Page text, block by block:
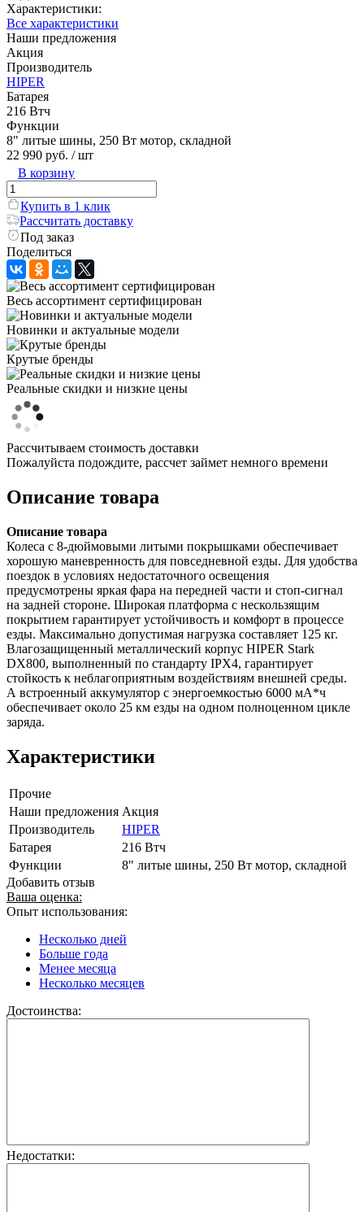
Характеристики:
Все характеристики
Наши предложения
Акция
Производитель
HIPER
Батарея
216 Втч
Функции
8" литые шины, 250 Вт мотор, складной
22 990 руб. / шт
В корзину
Купить в 1 клик
Рассчитать доставку
Под заказ
Поделиться
Весь ассортимент сертифицирован
Новинки и актуальные модели
Крутые бренды
Реальные скидки и низкие цены
Рассчитываем стоимость доставки
Пожалуйста подождите, рассчет займет немного времени
Описание товара
Описание товара
Колеса с 8-дюймовыми литыми покрышками обеспечивает
хорошую маневренность для повседневной езды. Для удобства
поездок в условиях недостаточного освещения
предусмотрены яркая фара на передней части и стоп-сигнал
на задней стороне. Широкая платформа с нескользящим
покрытием гарантирует устойчивость и комфорт в процессе
езды. Максимально допустимая нагрузка составляет 125 кг.
Влагозащищенный металлический корпус HIPER Stark
DX800, выполненный по стандарту IPX4, гарантирует
стойкость к неблагоприятным воздействиям внешней среды.
А встроенный аккумулятор с энергоемкостью 6000 мА*ч
обеспечивает около 25 км езды на одном полноценном цикле
заряда.
Характеристики
Прочие
Наши предложения Акция
Производитель
HIPER
Батарея
216 Втч
Функции
8" литые шины, 250 Вт мотор, складной
Добавить отзыв
Ваша оценка:
Опыт использования:
Несколько дней
Больше года
Менее месяца
Несколько месяцев
Достоинства:
Недостатки: